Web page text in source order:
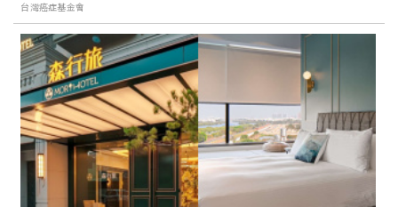
跟著台北市的老房子一起遊台北！2022台
北古蹟日「老屋漫遊季」8條導覽路線帶領
你我走進文化資產
台灣癌症基金會